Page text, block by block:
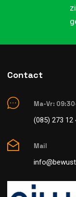
Contact
Ma-Vr:
(085) 273 12
Mail